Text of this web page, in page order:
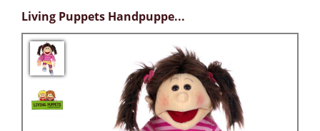
Living Puppets Handpuppe...